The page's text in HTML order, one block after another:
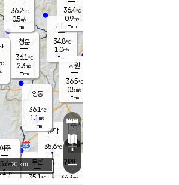
문막
35.6℃
2.1m/s
mm
부론
35.1 ℃
청운
36.1℃
2.3m/s
-mm
36.2℃
0.5m/s
-mm
여주
℃
m/s
양동
36.1℃
1.1m/s
-mm
시동
34.8℃
1.0m/s
- mm
귀래
34.3℃
서원
36.5℃
0.5m/s
-mm
36.4℃
0.9m/s
-mm
+
−
20 km